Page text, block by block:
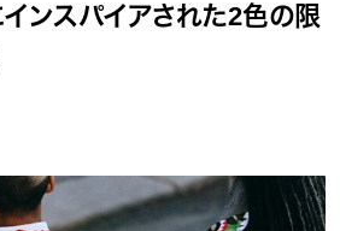
ンスパイアされた2色の限